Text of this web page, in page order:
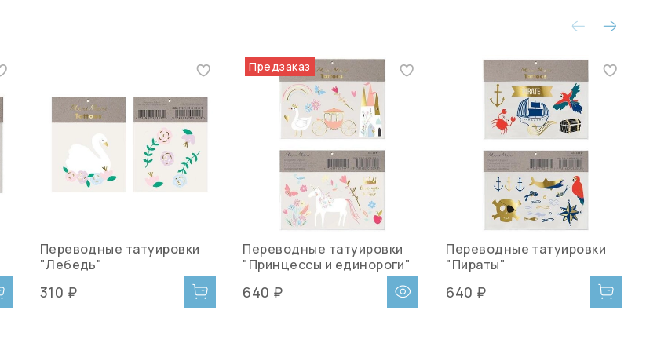
Переводные татуировки
"Лебедь"
310 ₽
Предзаказ
Переводные татуировки
"Принцессы и единороги"
640 ₽
Переводные татуировки
"Пираты"
640 ₽